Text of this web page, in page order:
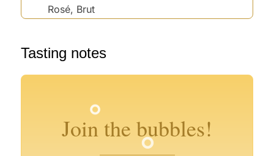
Rosé, Brut
Tasting notes
Join the bubbles!
°
°
°
° °